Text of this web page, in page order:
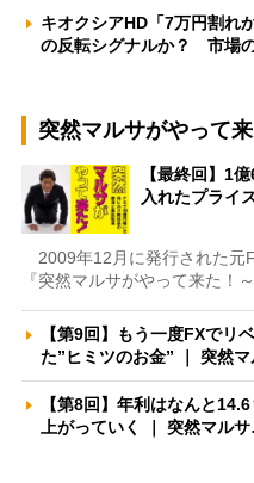
キオクシアHD「7万円割れ
の反転シグナルか？ 市場
突然マルサがやって来
【最終回】1
入れたプライ
2009年12月に発行された元
『突然マルサがやって来た！
【第9回】もう一度FXで
た”ヒミツのお金” ｜ 突然
【第8回】年利はなんと
上がっていく ｜ 突然マル